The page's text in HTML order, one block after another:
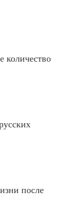
количество
после